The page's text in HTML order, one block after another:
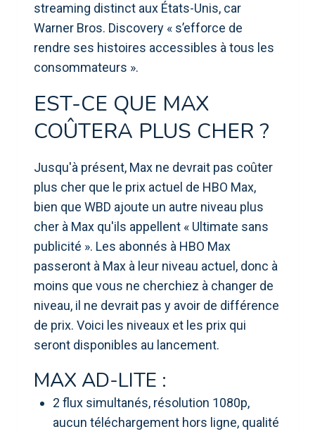
streaming distinct aux États-Unis, car
Warner Bros. Discovery « s’efforce de
rendre ses histoires accessibles à tous les
consommateurs ».
EST-CE QUE MAX
COÛTERA PLUS CHER ?
Jusqu'à présent, Max ne devrait pas coûter
plus cher que le prix actuel de HBO Max,
bien que WBD ajoute un autre niveau plus
cher à Max qu'ils appellent « Ultimate sans
publicité ». Les abonnés à HBO Max
passeront à Max à leur niveau actuel, donc à
moins que vous ne cherchiez à changer de
niveau, il ne devrait pas y avoir de différence
de prix. Voici les niveaux et les prix qui
seront disponibles au lancement.
MAX AD-LITE :
2 flux simultanés, résolution 1080p,
aucun téléchargement hors ligne, qualité